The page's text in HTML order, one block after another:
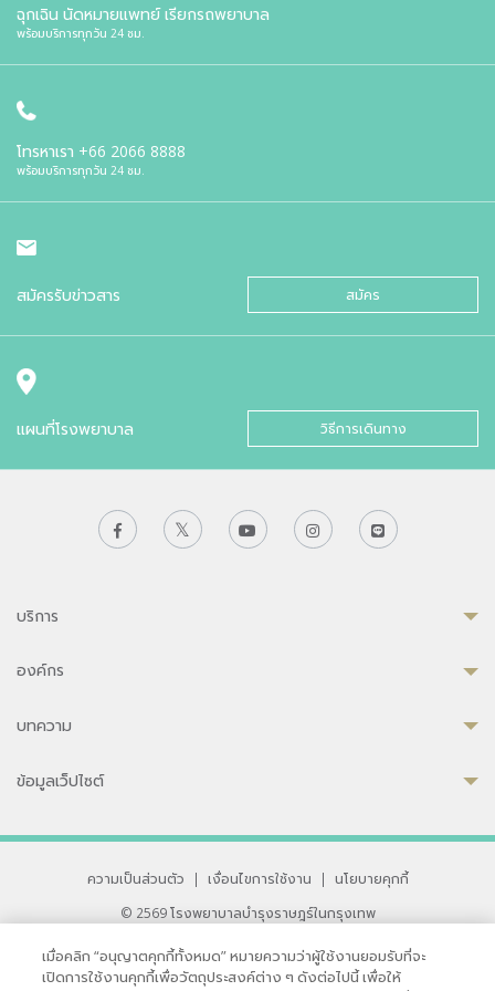
ฉุกเฉิน นัดหมายแพทย์ เรียกรถพยาบาล
พร้อมบริการทุกวัน 24 ชม.
โทรหาเรา +66 2066 8888
พร้อมบริการทุกวัน 24 ชม.
สมัครรับข่าวสาร สมัคร
แผนที่โรงพยาบาล วิธีการเดินทาง
บริการ
องค์กร
บทความ
ข้อมูลเว็ปไซต์
ความเป็นส่วนตัว | เงื่อนไขการใช้งาน |
นโยบายคุกกี้
© 2569 โรงพยาบาลบำรุงราษฎร์ในกรุงเทพ
33 สุขุมวิท ซอย 3 เขตวัฒนา กรุงเทพ 10110 ประเทศไทย
เมื่อคลิก “อนุญาตคุกกี้ทั้งหมด” หมายความว่าผู้ใช้งานยอมรับที่จะ
เปิดการใช้งานคุกกี้เพื่อวัตถุประสงค์ต่าง ๆ ดังต่อไปนี้ เพื่อให้